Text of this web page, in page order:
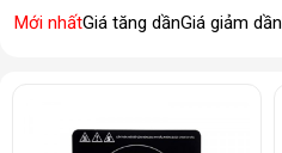
Mới nhấtGiá tăng dầnGiá giảm dần